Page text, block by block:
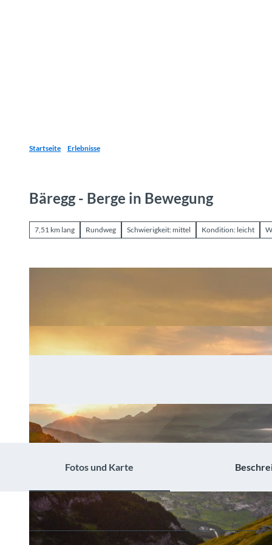
Startseite Erlebnisse
Bäregg - Berge in Bewegung
7,51 km lang Rundweg Schwierigkeit: mittel Kondition: leicht
Fotos und Karte